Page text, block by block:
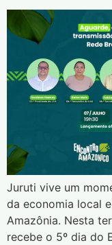
Juruti vive um
da economia local
Amazônia. Nesta
recebe o 5º dia do